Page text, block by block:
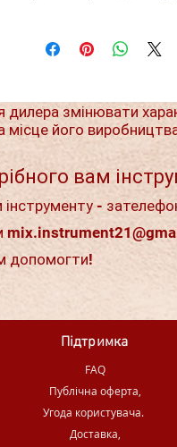
змінювати
місце його
вам
-
допомогти!
Підтримка
FAQ
Публічна оферта,
Угода користувача.
Доставка,